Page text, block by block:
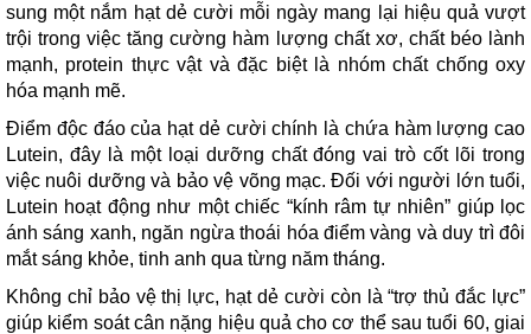
sung một nắm hạt dẻ cười mỗi ngày mang lại hiệu quả vượt
trội trong việc tăng cường hàm lượng chất xơ, chất béo lành
mạnh, protein thực vật và đặc biệt là nhóm chất chống oxy
hóa mạnh mẽ.
Điểm độc đáo của hạt dẻ cười chính là chứa hàm lượng cao
Lutein, đây là một loại dưỡng chất đóng vai trò cốt lõi trong
việc nuôi dưỡng và bảo vệ võng mạc. Đối với người lớn tuổi,
Lutein hoạt động như một chiếc “kính râm tự nhiên” giúp lọc
ánh sáng xanh, ngăn ngừa thoái hóa điểm vàng và duy trì đôi
mắt sáng khỏe, tinh anh qua từng năm tháng.
Không chỉ bảo vệ thị lực, hạt dẻ cười còn là “trợ thủ đắc lực”
giúp kiểm soát cân nặng hiệu quả cho cơ thể sau tuổi 60, giai